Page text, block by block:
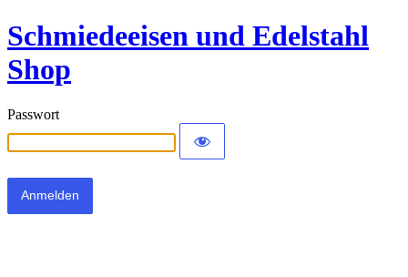
Schmiedeeisen und Edelstahl
Shop
Passwort